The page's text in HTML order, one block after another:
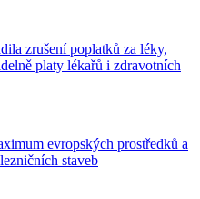
zrušení poplatků za léky,
platy lékařů i zdravotních
evropských prostředků a
staveb